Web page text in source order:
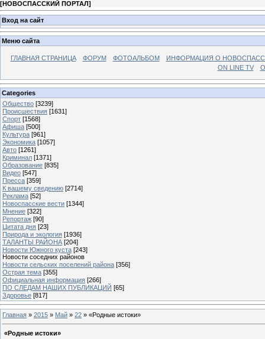
[НОВОСПАССКИЙ ПОРТАЛ]
Вход на сайт
Меню сайта
ГЛАВНАЯ СТРАНИЦА ФОРУМ ФОТОАЛЬБОМ
ИНФОРМАЦИЯ О
ON LINE TV
Categories
Общество [3239]
Происшествия [1631]
Спорт [1568]
Афиша [500]
Культура [961]
Экономика [1057]
Авто [1261]
Криминал [1371]
Образование [835]
Видео [547]
Пресса [359]
К вашему сведению [2714]
Реклама [52]
Новоспасские вести [1344]
Мнение [322]
Репортаж [90]
Цитата дня [23]
Природа и экология [1936]
ТАЛАНТЫ РАЙОНА [204]
Новости Южного куста [243]
Новости соседних районов
Новости сельских поселений района [356]
Острая тема [355]
Официальная информация [266]
ПО СЛЕДАМ НАШИХ ПУБЛИКАЦИЙ [65]
Здоровье [817]
Главная » 2015 » Май » 22 » «Родные истоки»
«Родные истоки»